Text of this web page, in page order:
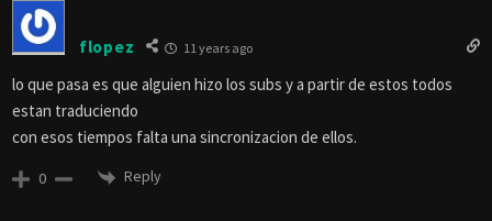
flopez 11 years ago
lo que pasa es que alguien hizo los subs y a partir de estos todos
estan traduciendo
con esos tiempos falta una sincronizacion de ellos.
0 Reply